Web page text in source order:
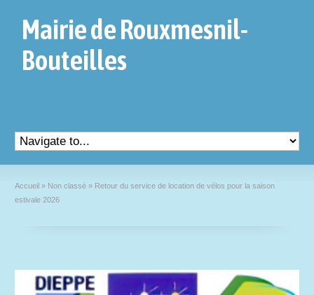
Mairie de Rouxmesnil-
Bouteilles
Accueil » Non classé » Retour du service de location de vélos pour la saison
estivale 2026